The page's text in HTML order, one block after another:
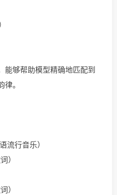
能够帮助模型精确地匹配到
。
流行音乐）
）
）